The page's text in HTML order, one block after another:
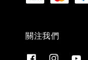
關注我們